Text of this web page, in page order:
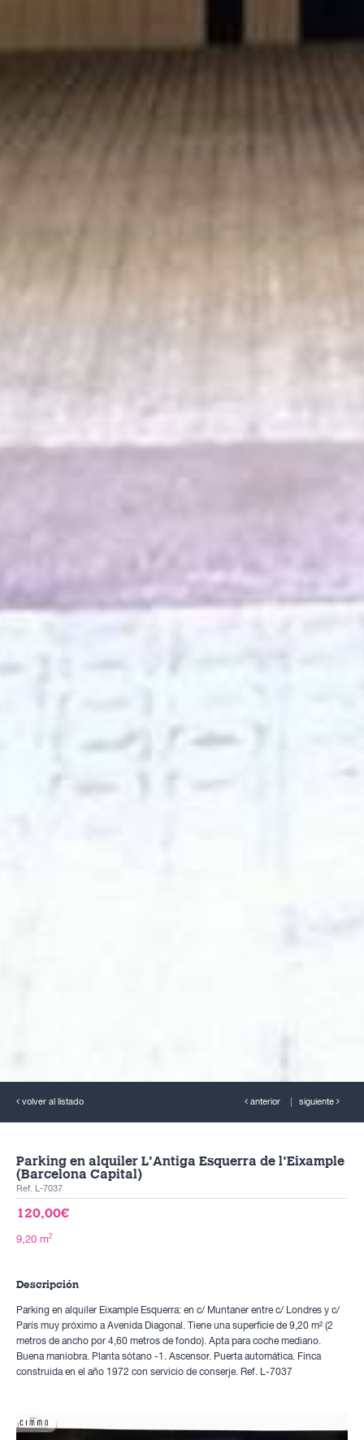
volver al listado anterior siguiente
Parking en alquiler L'Antiga Esquerra de l'Eixample
(Barcelona Capital)
Ref. L-7037
120,00€
9,20 m2
Descripción
Parking en alquiler Eixample Esquerra: en c/ Muntaner entre c/ Londres y c/
París muy próximo a Avenida Diagonal. Tiene una superficie de 9,20 m² (2
metros de ancho por 4,60 metros de fondo). Apta para coche mediano.
Buena maniobra. Planta sótano -1. Ascensor. Puerta automática. Finca
construida en el año 1972 con servicio de conserje. Ref. L-7037